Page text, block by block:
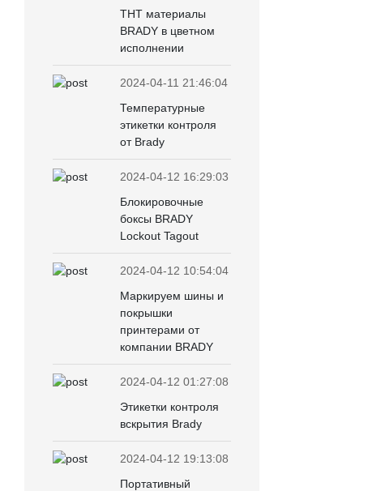
THT материалы
BRADY в цветном
исполнении
2024-04-11 21:46:04
Температурные
этикетки контроля
от Brady
2024-04-12 16:29:03
Блокировочные
боксы BRADY
Lockout Tagout
2024-04-12 10:54:04
Маркируем шины и
покрышки
принтерами от
компании BRADY
2024-04-12 01:27:08
Этикетки контроля
вскрытия Brady
2024-04-12 19:13:08
Портативный